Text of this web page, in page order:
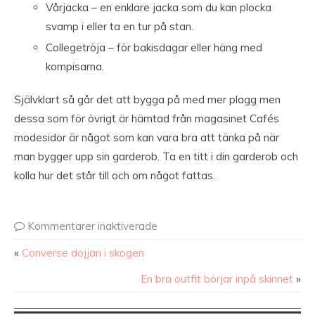
Vårjacka – en enklare jacka som du kan plocka
svamp i eller ta en tur på stan.
Collegetröja – för bakisdagar eller häng med
kompisarna.
Självklart så går det att bygga på med mer plagg men
dessa som för övrigt är hämtad från magasinet Cafés
modesidor är något som kan vara bra att tänka på när
man bygger upp sin garderob. Ta en titt i din garderob och
kolla hur det står till och om något fattas.
Kommentarer inaktiverade
« Converse dojjan i skogen
En bra outfit börjar inpå skinnet »